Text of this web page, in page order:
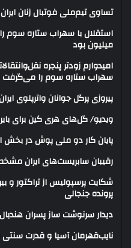
تساوی تیم‌ملی فوتبال زنان
میلیون بود
امیدوارم زودتر پنجره
سهراب ستاره سوم را می‌گرفت
پیروزی پرگل جوانان واترپلوی
ویدیو/ گل‌های هری‌ کین برای
پایان کار دو ملی پوش در بخش
رقیبان سابریست‌های ایران
شکایت پرسپولیس از تراکتور و
پرونده جنجالی
دیدار سرنوشت ساز پسران
نایب‌قهرمان آسیا و قدرت سنتی